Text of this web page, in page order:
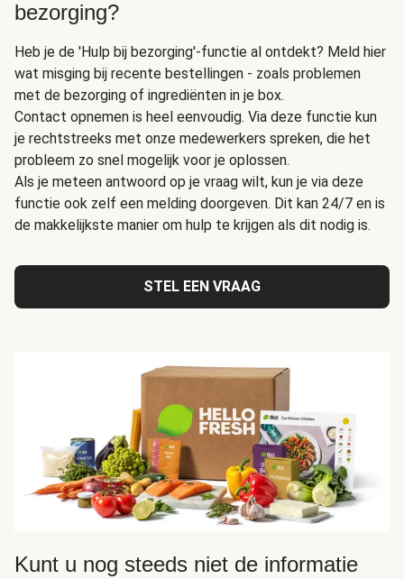
bezorging?
Heb je de 'Hulp bij bezorging'-functie al ontdekt? Meld hier
wat misging bij recente bestellingen - zoals problemen
met de bezorging of ingrediënten in je box.
Contact opnemen is heel eenvoudig. Via deze functie kun
je rechtstreeks met onze medewerkers spreken, die het
probleem zo snel mogelijk voor je oplossen.
Als je meteen antwoord op je vraag wilt, kun je via deze
functie ook zelf een melding doorgeven. Dit kan 24/7 en is
de makkelijkste manier om hulp te krijgen als dit nodig is.
STEL EEN VRAAG
Kunt u nog steeds niet de informatie